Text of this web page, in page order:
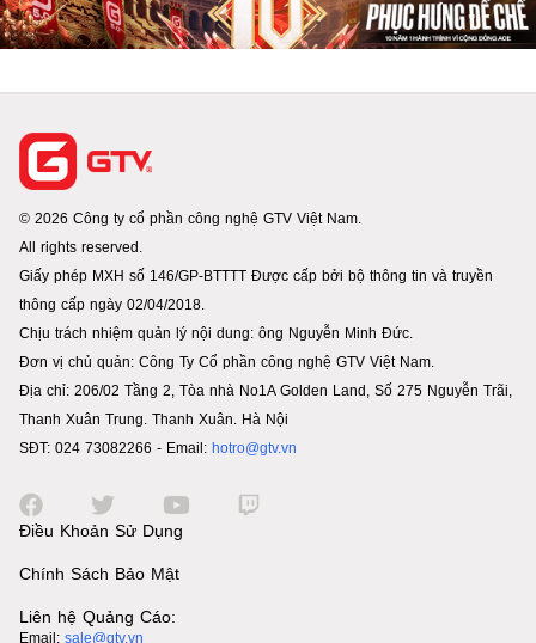
© 2026 Công ty cổ phần công nghệ GTV Việt Nam.
All rights reserved.
Giấy phép MXH số 146/GP-BTTTT Được cấp bởi bộ thông tin và truyền
thông cấp ngày 02/04/2018.
Chịu trách nhiệm quản lý nội dung: ông Nguyễn Minh Đức.
Đơn vị chủ quản: Công Ty Cổ phần công nghệ GTV Việt Nam.
Địa chỉ: 206/02 Tầng 2, Tòa nhà No1A Golden Land, Số 275 Nguyễn Trãi,
Thanh Xuân Trung. Thanh Xuân. Hà Nội
SĐT: 024 73082266 - Email: hotro@gtv.vn
Điều Khoản Sử Dụng
Chính Sách Bảo Mật
Liên hệ Quảng Cáo:
Email: sale@gtv.vn